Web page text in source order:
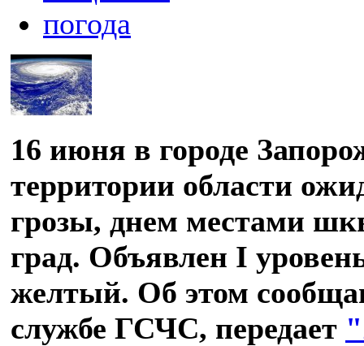
погода
16 июня в городе
территории области
грозы, днем местами
град. Объявлен I
желтый. Об этом
службе ГСЧС, передает